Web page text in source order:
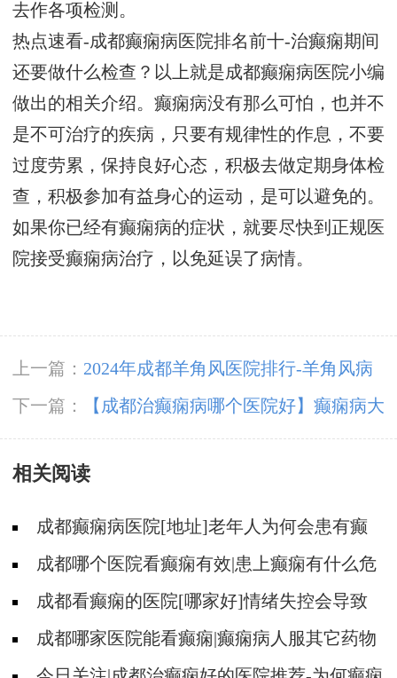
去作各项检测。
热点速看-成都癫痫病医院排名前十-治癫痫期间
还要做什么检查？以上就是成都癫痫病医院小编
做出的相关介绍。癫痫病没有那么可怕，也并不
是不可治疗的疾病，只要有规律性的作息，不要
过度劳累，保持良好心态，积极去做定期身体检
查，积极参加有益身心的运动，是可以避免的。
如果你已经有癫痫病的症状，就要尽快到正规医
院接受癫痫病治疗，以免延误了病情。
上一篇： 2024年成都羊角风医院排行-羊角风病
人做什么运动活动身体好？
下一篇：
【成都治癫痫病哪个医院好】癫痫病大
发作常见的表现
相关阅读
成都癫痫病医院[地址]老年人为何会患有癫
痫?成都哪个医院看癫痫有效|患上癫痫有什么危
害?成都看癫痫的医院[哪家好]情绪失控会导致
癫痫发作吗?
成都哪家医院能看癫痫|癫痫病人服其它药物